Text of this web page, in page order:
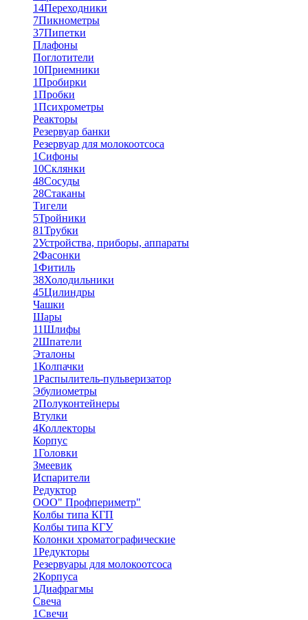
14Переходники
7Пикнометры
37Пипетки
Плафоны
Поглотители
10Приемники
1Пробирки
1Пробки
1Психрометры
Реакторы
Резервуар банки
Резервуар для молокоотсоса
1Сифоны
10Склянки
48Сосуды
28Стаканы
Тигели
5Тройники
81Трубки
2Устройства, приборы, аппараты
2Фасонки
1Фитиль
38Холодильники
45Цилиндры
Чашки
Шары
11Шлифы
2Шпатели
Эталоны
1Колпачки
1Распылитель-пульверизатор
Эбулиометры
2Полуконтейнеры
Втулки
4Коллекторы
Корпус
1Головки
Змеевик
Испарители
Редуктор
ООО" Профпериметр"
Колбы типа КГП
Колбы типа КГУ
Колонки хроматографические
1Редукторы
Резервуары для молокоотсоса
2Корпуса
1 Диафрагмы
Свеча
1Свечи